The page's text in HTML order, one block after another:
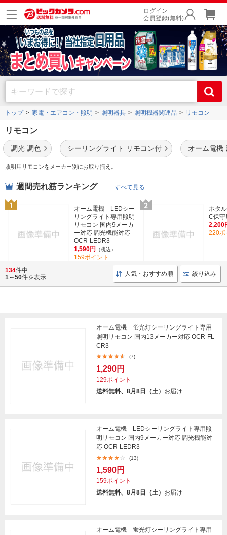
ログイン
会員登録(無料)
トップ 家電・エアコン・照明 照明器具 照明機器関連品 リモコン
リモコン
調光 調色 シーリングライト リモコン付 オーム電機
照明用リモコンをメーカー別にお取り揃え。
週間売れ筋ランキング すべて見る
オーム電機 LEDシー
リングライト専用照明
リモコン 国内9メーカ
ー対応 調光機能対応
OCR-LEDR3
1,590円
（税込）
159ポイント
ホタ
C保守
2,200
220ポ
134件中
1～50件を表示 人気・おすすめ順 絞り込み
オーム電機 蛍光灯シーリングライト専用
照明リモコン 国内13メーカー対応 OCR-FL
CR3
(7)
1,290円
129ポイント
送料無料、8月8日（土） お届け
オーム電機 LEDシーリングライト専用照
明リモコン 国内9メーカー対応 調光機能対
応 OCR-LEDR3
(13)
1,590円
159ポイント
送料無料、8月8日（土） お届け
オーム電機 蛍光灯シーリングライト専用